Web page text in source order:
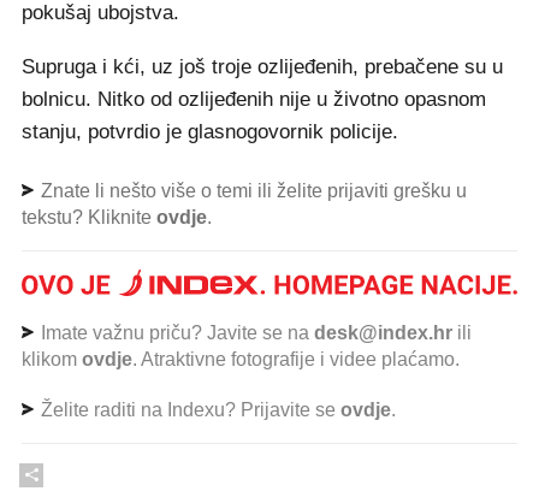
pokušaj ubojstva.
Supruga i kći, uz još troje ozlijeđenih, prebačene su u
bolnicu. Nitko od ozlijeđenih nije u životno opasnom
stanju, potvrdio je glasnogovornik policije.
Znate li nešto više o temi ili želite prijaviti grešku u
tekstu? Kliknite ovdje.
Imate važnu priču? Javite se na desk@index.hr ili
klikom ovdje. Atraktivne fotografije i videe plaćamo.
Želite raditi na Indexu? Prijavite se ovdje.